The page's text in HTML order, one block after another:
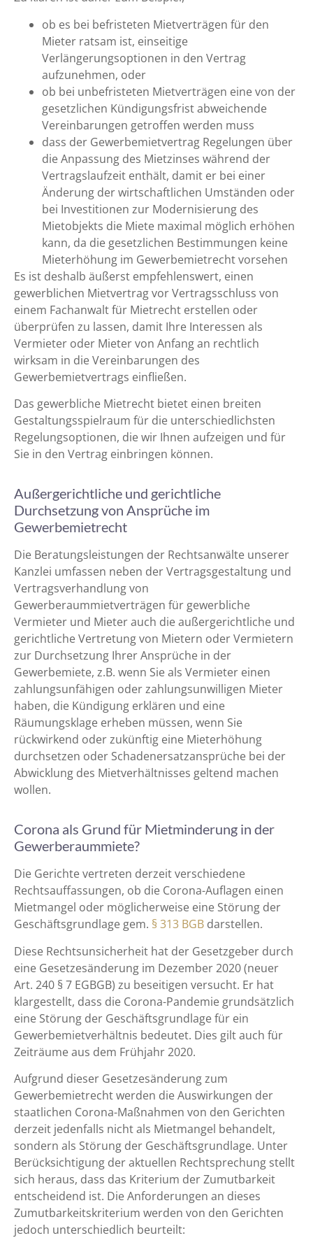
ob es bei befristeten Mietverträgen für den
Mieter ratsam ist, einseitige
Verlängerungsoptionen in den Vertrag
aufzunehmen, oder
ob bei unbefristeten Mietverträgen eine von der
gesetzlichen Kündigungsfrist abweichende
Vereinbarungen getroffen werden muss
dass der Gewerbemietvertrag Regelungen über
die Anpassung des Mietzinses während der
Vertragslaufzeit enthält, damit er bei einer
Änderung der wirtschaftlichen Umständen oder
bei Investitionen zur Modernisierung des
Mietobjekts die Miete maximal möglich erhöhen
kann, da die gesetzlichen Bestimmungen keine
Mieterhöhung im Gewerbemietrecht vorsehen
Es ist deshalb äußerst empfehlenswert, einen
gewerblichen Mietvertrag vor Vertragsschluss von
einem Fachanwalt für Mietrecht erstellen oder
überprüfen zu lassen, damit Ihre Interessen als
Vermieter oder Mieter von Anfang an rechtlich
wirksam in die Vereinbarungen des
Gewerbemietvertrags einfließen.
Das gewerbliche Mietrecht bietet einen breiten
Gestaltungsspielraum für die unterschiedlichsten
Regelungsoptionen, die wir Ihnen aufzeigen und für
Sie in den Vertrag einbringen können.
Außergerichtliche und gerichtliche
Durchsetzung von Ansprüche im
Gewerbemietrecht
Die Beratungsleistungen der Rechtsanwälte unserer
Kanzlei umfassen neben der Vertragsgestaltung und
Vertragsverhandlung von
Gewerberaummietverträgen für gewerbliche
Vermieter und Mieter auch die außergerichtliche und
gerichtliche Vertretung von Mietern oder Vermietern
zur Durchsetzung Ihrer Ansprüche in der
Gewerbemiete, z.B. wenn Sie als Vermieter einen
zahlungsunfähigen oder zahlungsunwilligen Mieter
haben, die Kündigung erklären und eine
Räumungsklage erheben müssen, wenn Sie
rückwirkend oder zukünftig eine Mieterhöhung
durchsetzen oder Schadenersatzansprüche bei der
Abwicklung des Mietverhältnisses geltend machen
wollen.
Corona als Grund für Mietminderung in der
Gewerberaummiete?
Die Gerichte vertreten derzeit verschiedene
Rechtsauffassungen, ob die Corona-Auflagen einen
Mietmangel oder möglicherweise eine Störung der
Geschäftsgrundlage gem. § 313 BGB darstellen.
Diese Rechtsunsicherheit hat der Gesetzgeber durch
eine Gesetzesänderung im Dezember 2020 (neuer
Art. 240 § 7 EGBGB) zu beseitigen versucht. Er hat
klargestellt, dass die Corona-Pandemie grundsätzlich
eine Störung der Geschäftsgrundlage für ein
Gewerbemietverhältnis bedeutet. Dies gilt auch für
Zeiträume aus dem Frühjahr 2020.
Aufgrund dieser Gesetzesänderung zum
Gewerbemietrecht werden die Auswirkungen der
staatlichen Corona-Maßnahmen von den Gerichten
derzeit jedenfalls nicht als Mietmangel behandelt,
sondern als Störung der Geschäftsgrundlage. Unter
Berücksichtigung der aktuellen Rechtsprechung stellt
sich heraus, dass das Kriterium der Zumutbarkeit
entscheidend ist. Die Anforderungen an dieses
Zumutbarkeitskriterium werden von den Gerichten
jedoch unterschiedlich beurteilt: